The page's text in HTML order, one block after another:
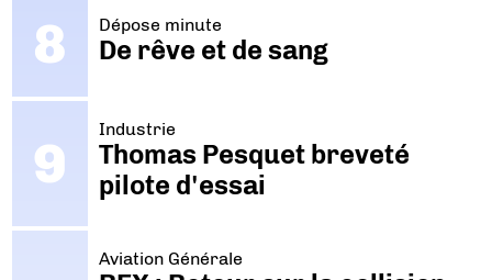
Dépose minute
De rêve et de sang
Industrie
Thomas Pesquet breveté
pilote d'essai
Aviation Générale